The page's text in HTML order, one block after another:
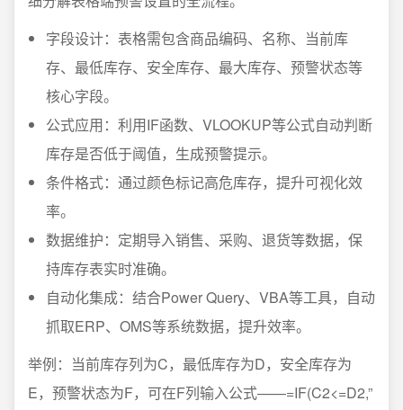
字段设计：表格需包含商品编码、名称、当前库
存、最低库存、安全库存、最大库存、预警状态等
核心字段。
公式应用：利用IF函数、VLOOKUP等公式自动判断
库存是否低于阈值，生成预警提示。
条件格式：通过颜色标记高危库存，提升可视化效
率。
数据维护：定期导入销售、采购、退货等数据，保
持库存表实时准确。
自动化集成：结合Power Query、VBA等工具，自动
抓取ERP、OMS等系统数据，提升效率。
举例：当前库存列为C，最低库存为D，安全库存为
E，预警状态为F，可在F列输入公式——=IF(C2<=D2,”